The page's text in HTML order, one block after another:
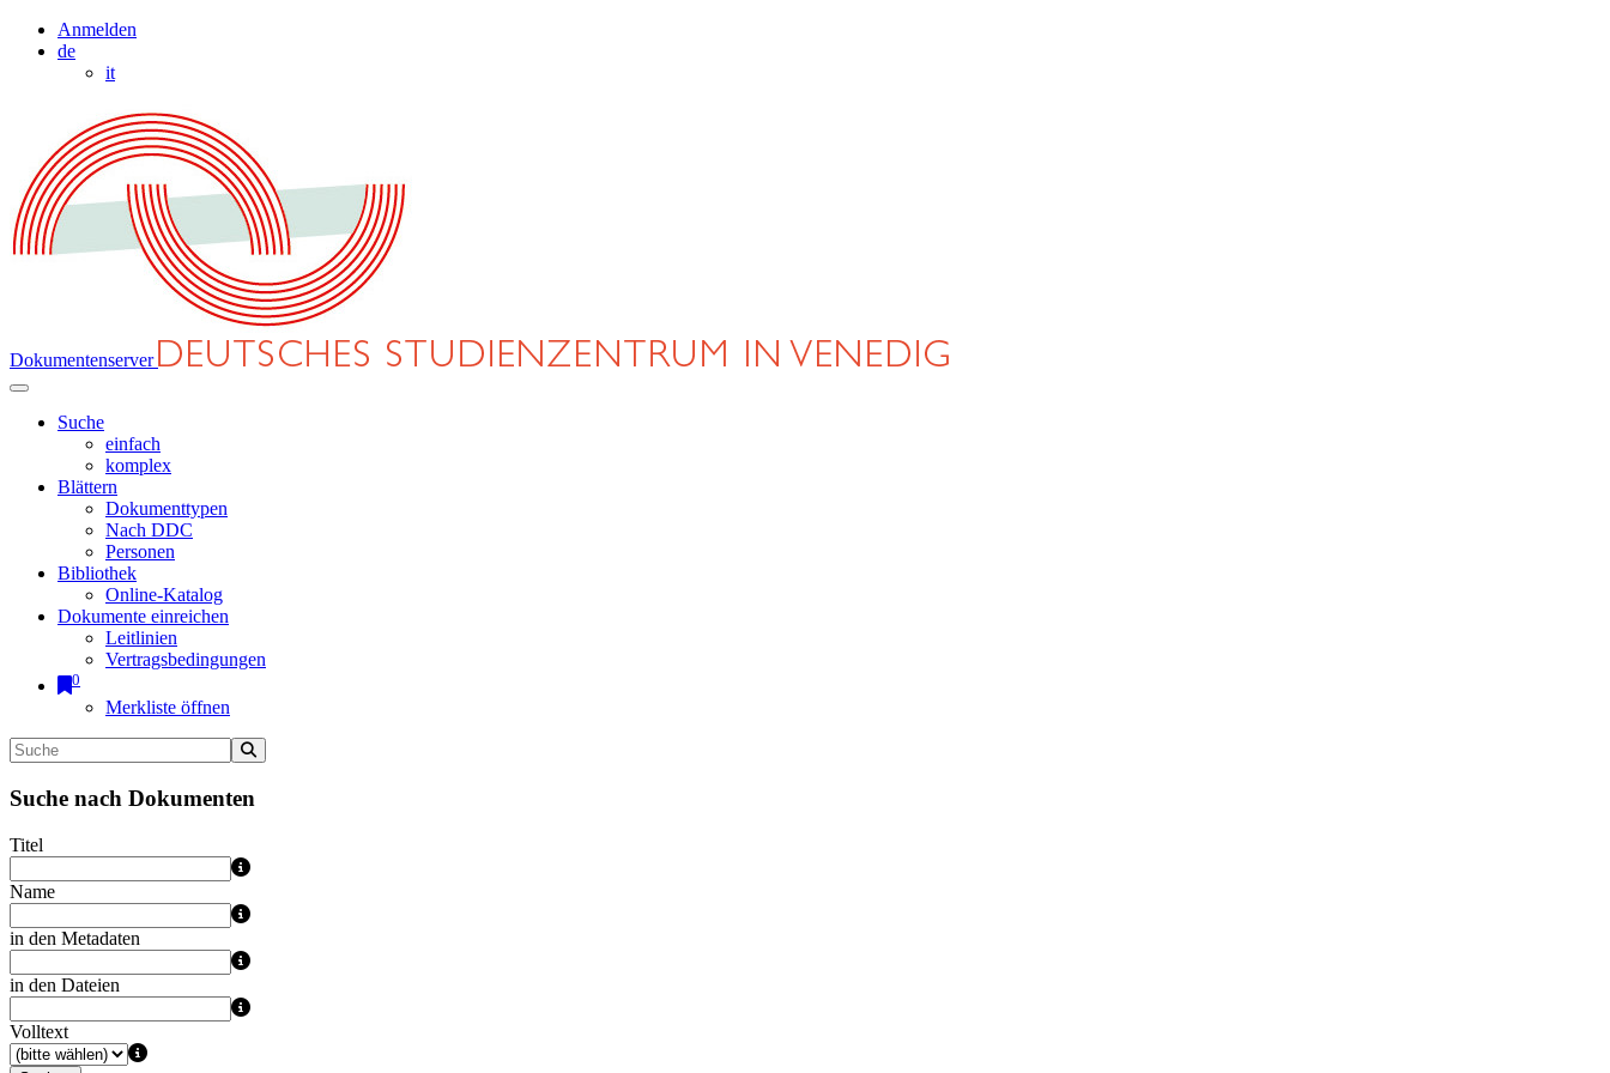
Anmelden
de
it
Dokumentenserver
Suche
einfach
komplex
Blättern
Dokumenttypen
Nach DDC
Personen
Bibliothek
Online-Katalog
Dokumente einreichen
Leitlinien
Vertragsbedingungen
0
Merkliste öffnen
Suche nach Dokumenten
Titel
Name
in den Metadaten
in den Dateien
Volltext